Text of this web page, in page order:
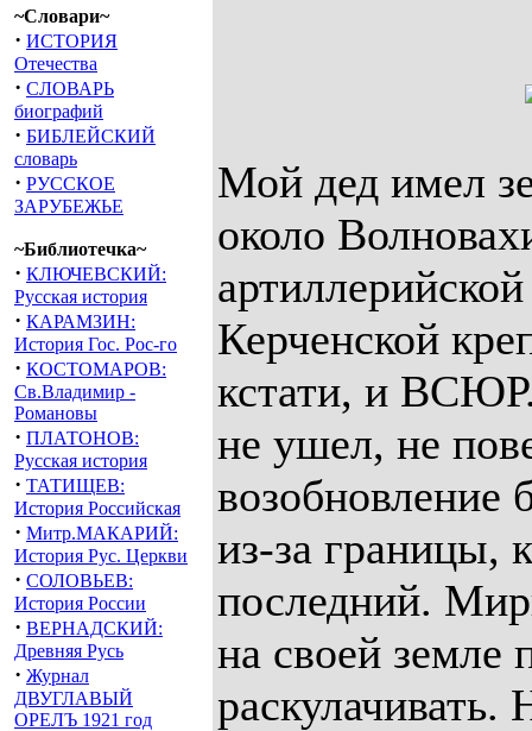
~Словари~
· ИСТОРИЯ
Отечества
· СЛОВАРЬ
биографий
· БИБЛЕЙСКИЙ
словарь
· РУССКОЕ
ЗАРУБЕЖЬЕ
~Библиотечка~
· КЛЮЧЕВСКИЙ:
Русская история
· КАРАМЗИН:
История Гос. Рос-го
· КОСТОМАРОВ:
Св.Владимир -
Романовы
· ПЛАТОНОВ:
Русская история
· ТАТИЩЕВ:
История Российская
· Митр.МАКАРИЙ:
История Рус. Церкви
· СОЛОВЬЕВ:
История России
· ВЕРНАДСКИЙ:
Древняя Русь
· Журнал
ДВУГЛАВЫЙ
ОРЕЛЪ 1921 год
Мой дед имел
около
Керченской
кстати, и
не ушел, не
возобновление
из-за границы,
последний.
на своей земле
раскулачивать.